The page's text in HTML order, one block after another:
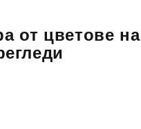
от цветове на